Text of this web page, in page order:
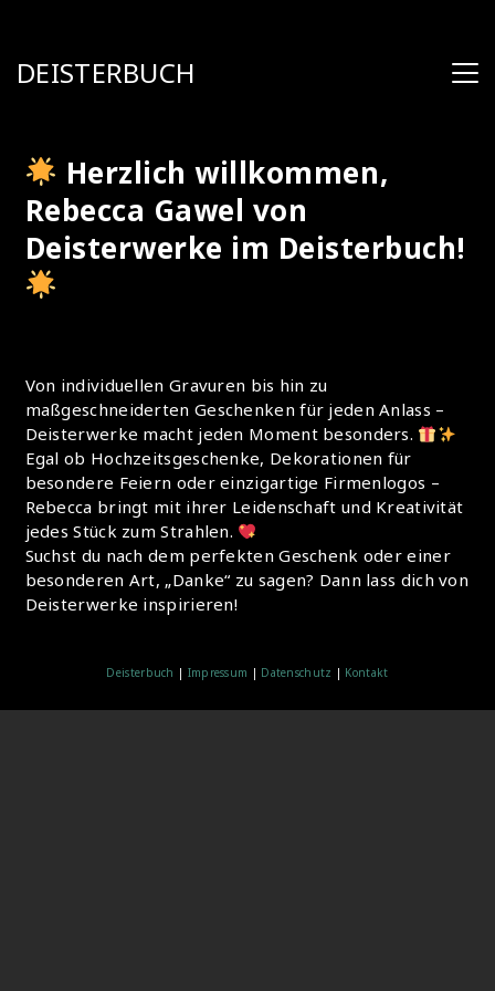
DEISTERBUCH
Herzlich willkommen,
Rebecca Gawel von
Deisterwerke im Deisterbuch!
Von individuellen Gravuren bis hin zu
maßgeschneiderten Geschenken für jeden Anlass –
Deisterwerke macht jeden Moment besonders.
Egal ob Hochzeitsgeschenke, Dekorationen für
besondere Feiern oder einzigartige Firmenlogos –
Rebecca bringt mit ihrer Leidenschaft und Kreativität
jedes Stück zum Strahlen.
Suchst du nach dem perfekten Geschenk oder einer
besonderen Art, „Danke“ zu sagen? Dann lass dich von
Deisterwerke inspirieren!
Deisterbuch | Impressum | Datenschutz | Kontakt